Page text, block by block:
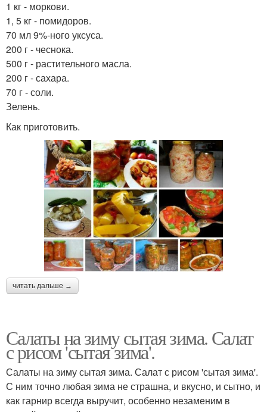
1 кг - моркови.
1, 5 кг - помидоров.
70 мл 9%-ного уксуса.
200 г - чеснока.
500 г - растительного масла.
200 г - сахара.
70 г - соли.
Зелень.
Как приготовить.
читать дальше →
Салаты на зиму сытая зима. Салат
с рисом 'сытая зима'.
Салаты на зиму сытая зима. Салат с рисом 'сытая зима'.
С ним точно любая зима не страшна, и вкусно, и сытно, и
как гарнир всегда выручит, особенно незаменим в